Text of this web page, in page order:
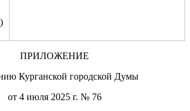
ПРИЛОЖЕНИЕ
Курганской городской Думы
от 4 июля 2025 г. № 76